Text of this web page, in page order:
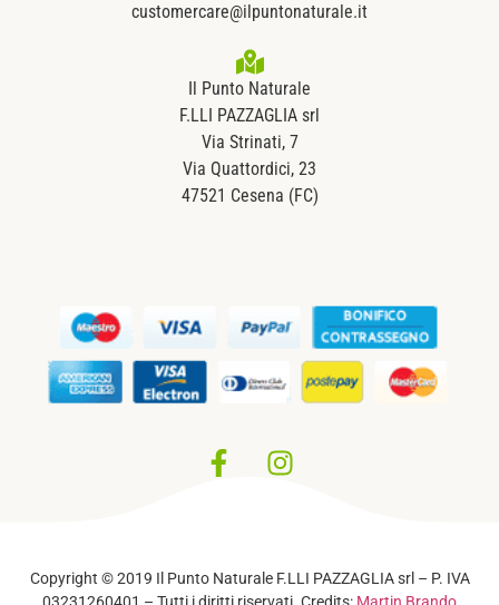
customercare@ilpuntonaturale.it
Il Punto Naturale
F.LLI PAZZAGLIA srl
Via Strinati, 7
Via Quattordici, 23
47521 Cesena (FC)
Copyright © 2019 Il Punto Naturale F.LLI PAZZAGLIA srl – P. IVA